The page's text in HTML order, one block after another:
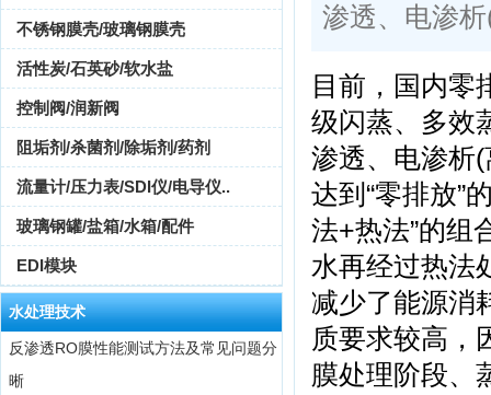
渗透、电渗
目前，国内零
级闪蒸、多效
渗透、电渗析
达到“零排放”
法+热法”的组
水再经过热法
减少了能源消
质要求较高，
膜处理阶段、
不锈钢膜壳/玻璃钢膜壳
活性炭/石英砂/软水盐
控制阀/润新阀
阻垢剂/杀菌剂/除垢剂/药剂
流量计/压力表/SDI仪/电导仪..
玻璃钢罐/盐箱/水箱/配件
EDI模块
水处理技术
反渗透RO膜性能测试方法及常见问题分
晰